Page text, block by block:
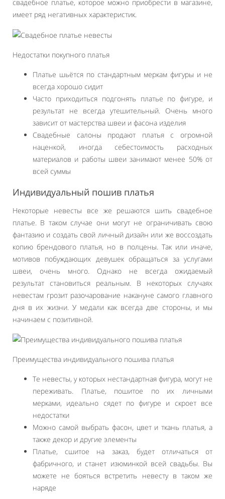
свадебное платье, которое можно приобрести в магазине,
имеет ряд негативных характеристик.
Недостатки покупного платья
Платье шьётся по стандартным меркам фигуры и не
всегда хорошо сидит
Часто приходиться подгонять платье по фигуре, и
результат не всегда утешительный. Очень много
зависит от мастерства швеи и фасона изделия
Свадебные салоны продают платья с огромной
наценкой, иногда себестоимость расходных
материалов и работы швеи занимают менее 50% от
всей суммы
Индивидуальный пошив платья
Некоторые невесты все же решаются шить свадебное
платье. В таком случае они могут не ограничивать свою
фантазию и создать свой личный дизайн или же воссоздать
копию брендового платья, но в полцены. Так или иначе,
мотивов побуждающих девушек обращаться за услугами
швеи, очень много. Однако не всегда ожидаемый
результат становиться реальным. В некоторых случаях
невестам грозит разочарование накануне самого главного
дня в их жизни. У медали как всегда две стороны, и мы
начинаем с позитивной.
Преимущества индивидуального пошива платья
Те невесты, у которых нестандартная фигура, могут не
переживать. Платье, пошитое по их личными
мерками, идеально сядет по фигуре и скроет все
недостатки
Можно самой выбрать фасон, цвет и ткань платья, а
также декор и другие элементы
Платье, сшитое на заказ, будет отличаться от
фабричного, и станет изюминкой всей свадьбы. Вы
можете не бояться встретить невесту в таком же
наряде